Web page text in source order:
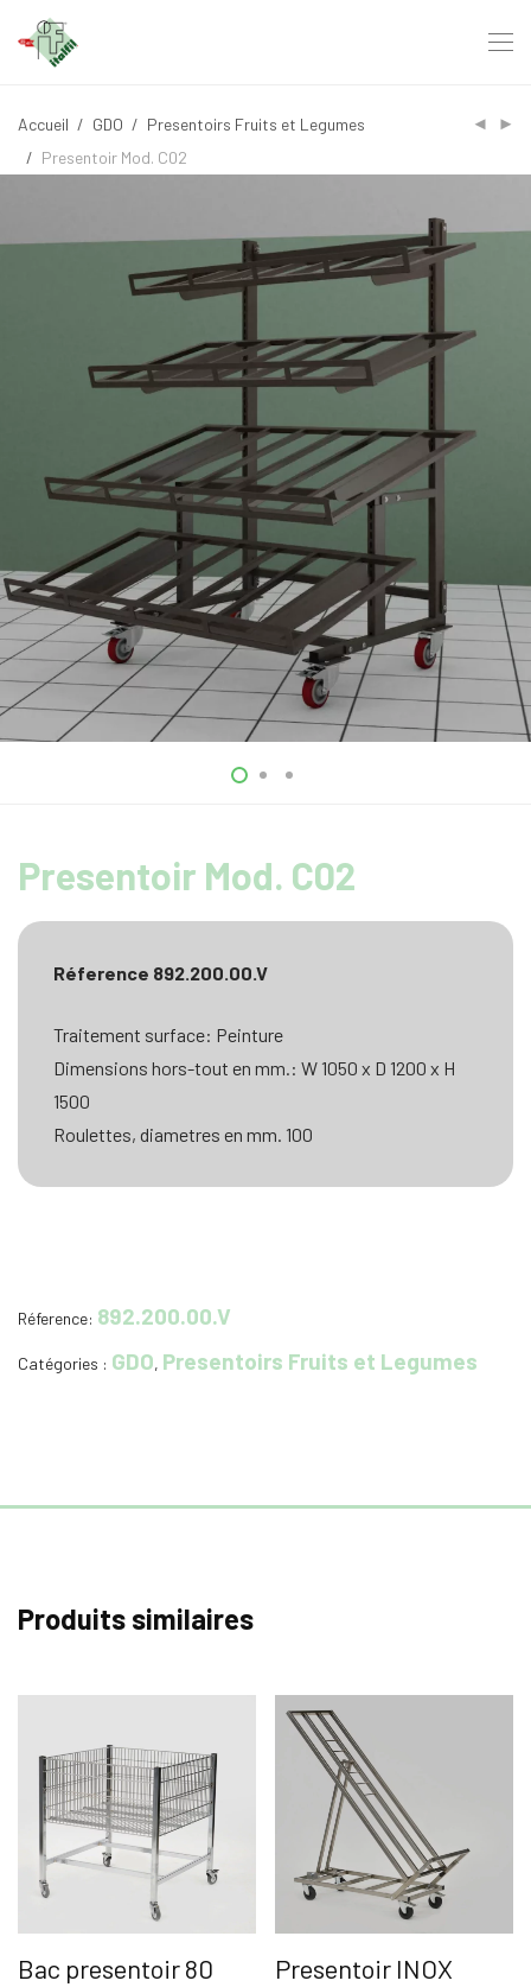
Accueil / GDO / Presentoirs Fruits et Legumes
/ Presentoir Mod. C02
Presentoir Mod. C02
Réference 892.200.00.V
Traitement surface: Peinture
Dimensions hors-tout en mm.: W 1050 x D 1200 x H
1500
Roulettes, diametres en mm. 100
Réference: 892.200.00.V
Catégories : GDO, Presentoirs Fruits et Legumes
Produits similaires
Bac presentoir 80
Presentoir INOX